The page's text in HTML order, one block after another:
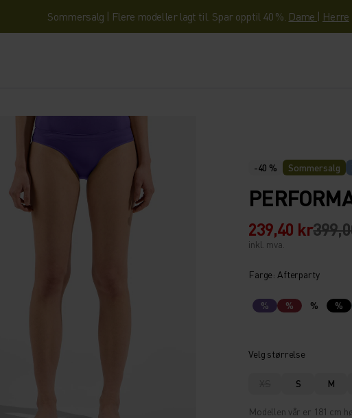
Sommersalg | Flere modeller lagt til. Spar opptil 40 %. Dame | Herre
-40 % Sommersalg
239,40 kr
inkl. mva.
Farge: Afterparty
% % % %
Velg størrelse
XS S M
Modellen vår er 181 cm